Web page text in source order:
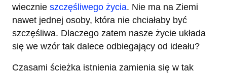
wiecznie szczęśliwego życia. Nie ma na Ziemi
nawet jednej osoby, która nie chciałaby być
szczęśliwa. Dlaczego zatem nasze życie układa
się we wzór tak dalece odbiegający od ideału?
Czasami ścieżka istnienia zamienia się w tak